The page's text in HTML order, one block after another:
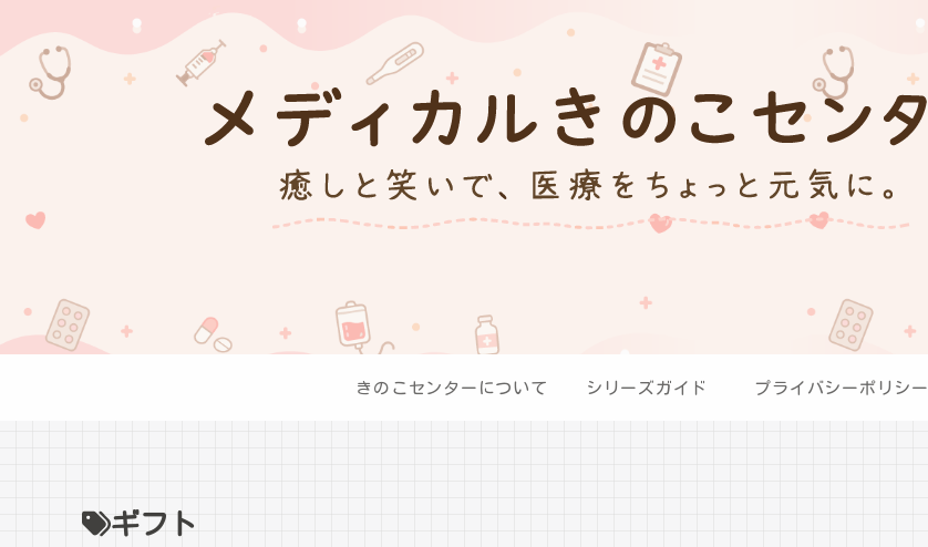
きのこセンターについて シリーズガイド プライバシーポリシー
ギフト